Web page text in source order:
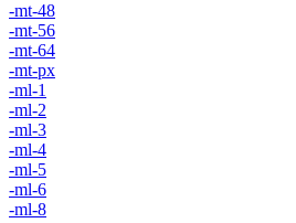
-mt-48
-mt-56
-mt-64
-mt-px
-ml-1
-ml-2
-ml-3
-ml-4
-ml-5
-ml-6
-ml-8